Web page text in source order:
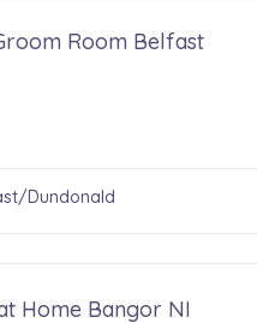
Room Belfast
Dundonald
Home Bangor NI